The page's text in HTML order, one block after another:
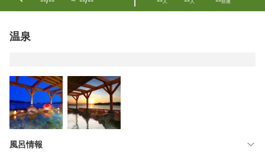
人 人 部屋
温泉
風呂情報